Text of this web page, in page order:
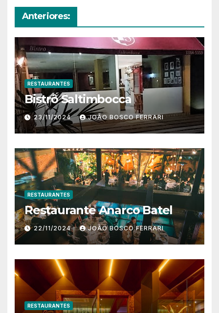
Anteriores:
RESTAURANTES
Bistrô Saltimbocca
23/11/2024 JOÃO BOSCO FERRARI
RESTAURANTES
Restaurante Anarco Batel
22/11/2024 JOÃO BOSCO FERRARI
RESTAURANTES